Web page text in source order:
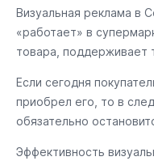
Визуальная реклама в
«работает» в
товара, поддерживает
Если сегодня
приобрел его, то в
обязательно
Эффективность